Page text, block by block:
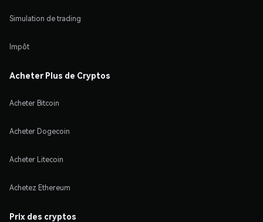
Simulation de trading
Impôt
Acheter Plus de Cryptos
Acheter Bitcoin
Acheter Dogecoin
Acheter Litecoin
Achetez Ethereum
Prix des cryptos